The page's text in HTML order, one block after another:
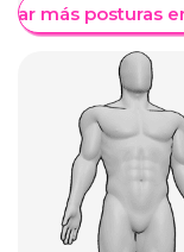
más posturas